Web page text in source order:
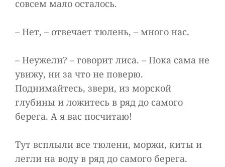
совсем мало осталось.
– Нет, – отвечает тюлень, – много нас.
– Неужели? – говорит лиса. – Пока сама не
увижу, ни за что не поверю.
Поднимайтесь, звери, из морской
глубины и ложитесь в ряд до самого
берега. А я вас посчитаю!
Тут всплыли все тюлени, моржи, киты и
легли на воду в ряд до самого берега.